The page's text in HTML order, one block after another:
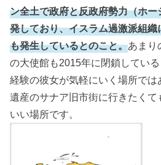
ン全土で政府と反政府勢力（ホ
発しており、イスラム過激派組
も発生しているとのこと。あまり
の大使館も2015年に閉鎖してい
経験の彼女が気軽にいく場所で
遺産のサナア旧市街に行きたく
いい場所です。